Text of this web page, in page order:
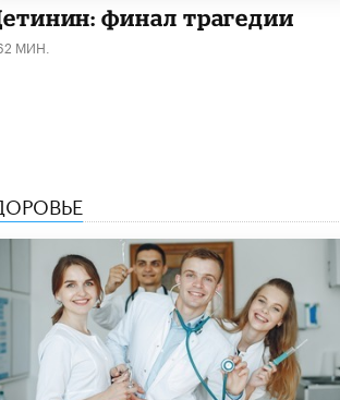
Школа «СКОЛКА» и Госкорпорация
школьные учебники примеры женщин-
инженеров
5 ИЮНЯ /УЧЕБНИКИ
Уличенный в списывании школьник
вернул себе призовое место на
олимпиаде через суд
5 ИЮНЯ /ЧТО ПРОИСХОДИТ?
финал трагедии
МИН.